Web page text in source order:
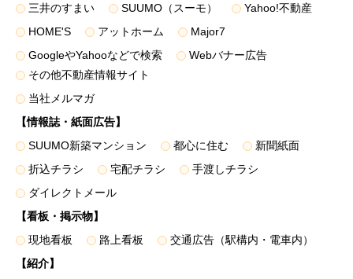
４．上記利用目的１～３の達成にあたり第三者に提供するた
め
個人関連情報の取得
弊社は、第三者であるデータ提供サービス事業者から
Cookieや広告ID（スマートフォン端末の識別子）等（以下
用履歴およびその分析結果を取得し、これをお客様の個人デ
ータと紐づけたうえで、広告配信等の目的で利用いたしま
す。
また、弊社のグループ各社からCookie等により収集された
Webの閲覧・利用履歴およびその分析結果を取得し、これを
三井のすまい
SUUMO（スーモ）
Yahoo!不動産
HOME'S
アットホーム
Major7
GoogleやYahooなどで検索
Webバナー広告
その他不動産情報サイト
当社メルマガ
【情報誌・紙面広告】
SUUMO新築マンション
都心に住む
新聞紙面
折込チラシ
宅配チラシ
手渡しチラシ
ダイレクトメール
【看板・掲示物】
現地看板
路上看板
交通広告（駅構内・電車内）
【紹介】